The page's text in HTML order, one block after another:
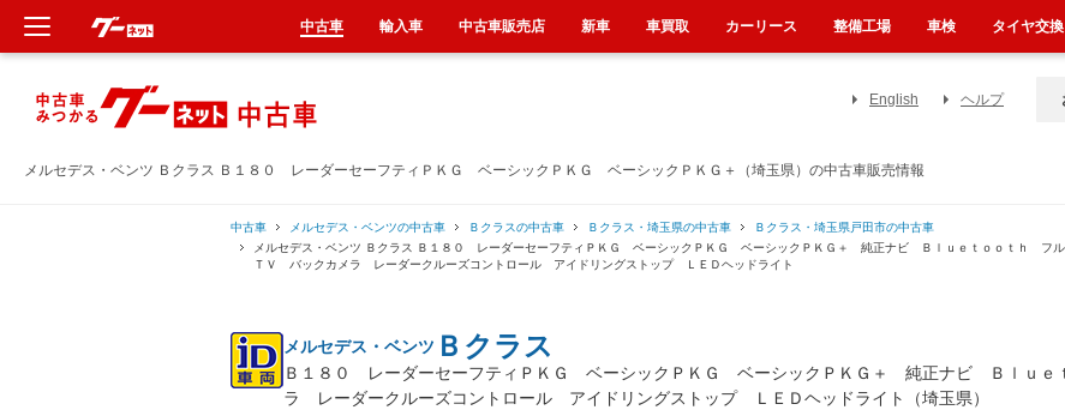
メルセデス・ベンツ Ｂクラス Ｂ１８０ レーダーセーフティＰＫＧ ベーシックＰＫＧ ベーシックＰＫＧ＋（埼玉県）の中古車販売情報
English ヘルプ
中古車 メルセデス・ベンツの中古車 Ｂクラスの中古車 Ｂクラス・埼玉県の中古車
Ｂクラス・埼玉県戸田市の中古車
メルセデス・ベンツ Ｂクラス Ｂ１８０ レーダーセーフティＰＫＧ ベーシックＰＫＧ ベーシックＰＫＧ＋ 純正ナビ Ｂｌｕｅｔｏｏｔｈ フ
ＴＶ バックカメラ レーダークルーズコントロール アイドリングストップ ＬＥＤヘッドライト
メルセデス・ベンツ Ｂクラス
Ｂ１８０ レーダーセーフティＰＫＧ ベーシックＰＫＧ ベーシックＰＫＧ＋ 純正ナビ Ｂｌｕ
ラ レーダークルーズコントロール アイドリングストップ ＬＥＤヘッドライト（埼玉県）
中古車 輸入車 中古車販売店 新車 車買取 カーリース 整備工場 車検 タイヤ交換
新車
中古車